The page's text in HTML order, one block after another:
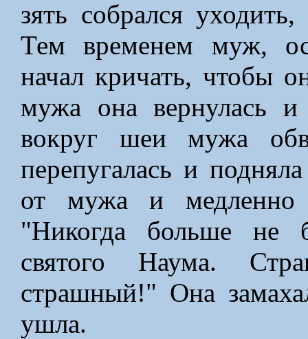
зять собрался
Тем временем муж,
начал кричать, чтобы
мужа она вернулась
вокруг шеи мужа
перепугалась и
от мужа и медленно
"Никогда больше не
святого Наума.
страшный!" Она
ушла.